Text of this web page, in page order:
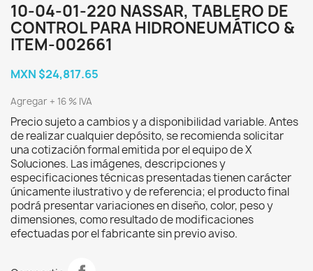
10-04-01-220 NASSAR, TABLERO DE
CONTROL PARA HIDRONEUMÁTICO &
ITEM-002661
MXN $24,817.65
Agregar + 16 % IVA
Precio sujeto a cambios y a disponibilidad variable. Antes
de realizar cualquier depósito, se recomienda solicitar
una cotización formal emitida por el equipo de X
Soluciones. Las imágenes, descripciones y
especificaciones técnicas presentadas tienen carácter
únicamente ilustrativo y de referencia; el producto final
podrá presentar variaciones en diseño, color, peso y
dimensiones, como resultado de modificaciones
efectuadas por el fabricante sin previo aviso.